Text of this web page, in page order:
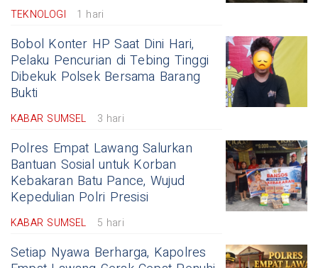
TEKNOLOGI 1 hari
Bobol Konter HP Saat Dini Hari,
Pelaku Pencurian di Tebing Tinggi
Dibekuk Polsek Bersama Barang
Bukti
KABAR SUMSEL 3 hari
Polres Empat Lawang Salurkan
Bantuan Sosial untuk Korban
Kebakaran Batu Pance, Wujud
Kepedulian Polri Presisi
KABAR SUMSEL 5 hari
Setiap Nyawa Berharga, Kapolres